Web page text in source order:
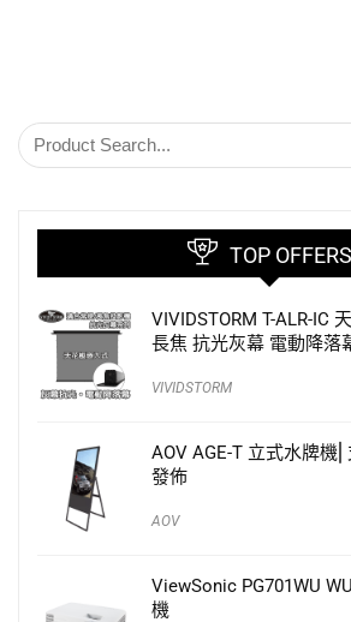
TOP OFFERS
VIVIDSTORM T-ALR-IC
長焦 抗光灰幕 電動降落
VIVIDSTORM
AOV AGE-T 立式水牌機
發佈
AOV
ViewSonic PG701WU
機